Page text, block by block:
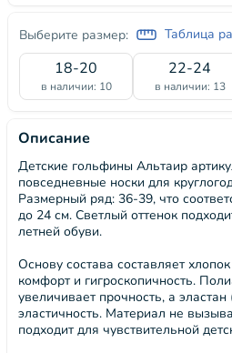
Выберите размер: Таблица
18-20
в наличии: 10
22-24
в наличии: 13
Описание
Детские гольфины Альтаир
повседневные носки для
Размерный ряд: 36-39, что
до 24 см. Светлый оттенок
летней обуви.
Основу состава составляет
комфорт и гигроскопичность.
увеличивает прочность, а эластан
эластичность. Материал не
подходит для чувствительной